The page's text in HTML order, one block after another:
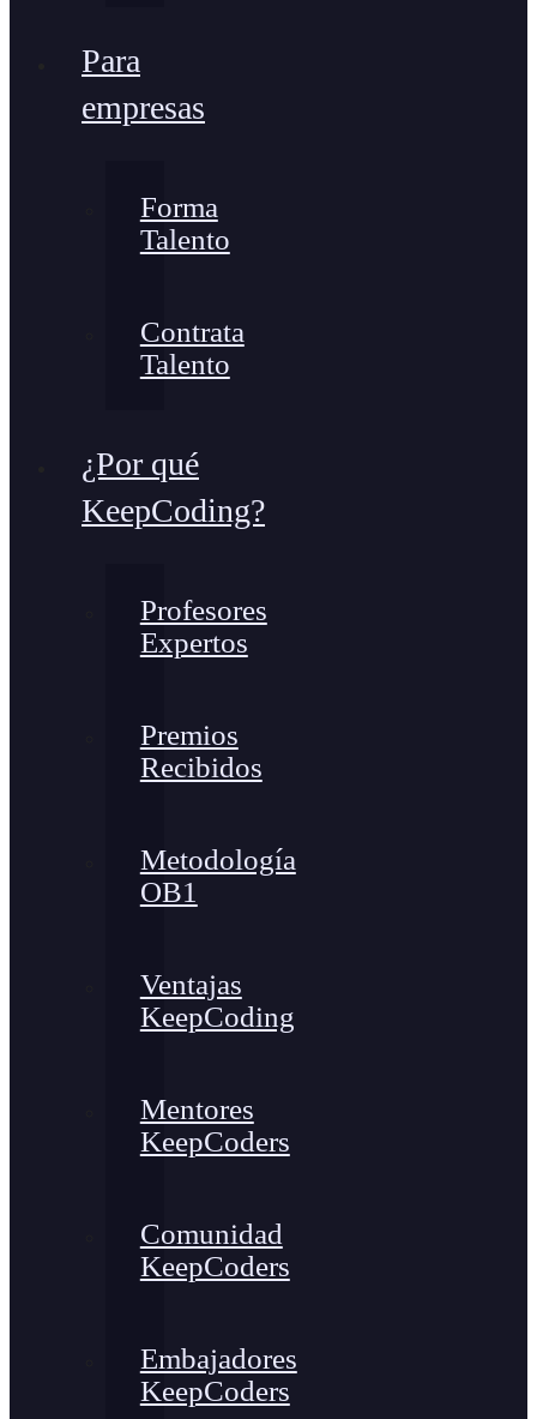
Para
empresas
Forma
Talento
Contrata
Talento
¿Por qué
KeepCoding?
Profesores
Expertos
Premios
Recibidos
Metodología
OB1
Ventajas
KeepCoding
Mentores
KeepCoders
Comunidad
KeepCoders
Embajadores
KeepCoders